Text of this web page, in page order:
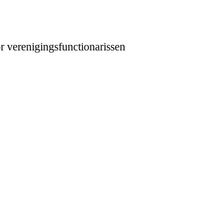
verenigingsfunctionarissen